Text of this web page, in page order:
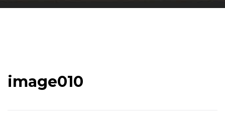
image010